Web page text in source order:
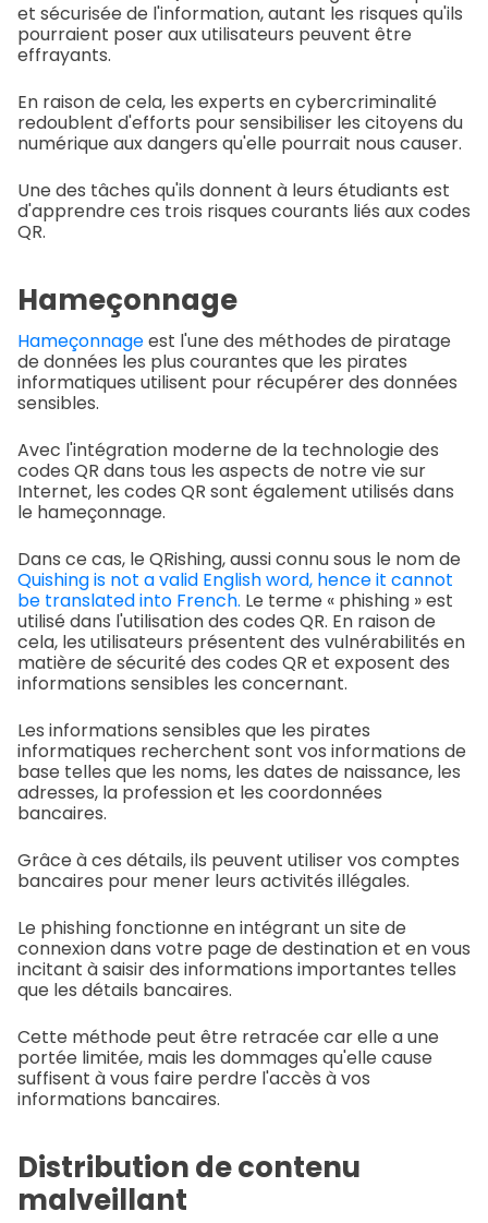
et sécurisée de l'information, autant les risques qu'ils
pourraient poser aux utilisateurs peuvent être
effrayants.
En raison de cela, les experts en cybercriminalité
redoublent d'efforts pour sensibiliser les citoyens du
numérique aux dangers qu'elle pourrait nous causer.
Une des tâches qu'ils donnent à leurs étudiants est
d'apprendre ces trois risques courants liés aux codes
QR.
Hameçonnage
Hameçonnageest l'une des méthodes de piratage
de données les plus courantes que les pirates
informatiques utilisent pour récupérer des données
sensibles.
Avec l'intégration moderne de la technologie des
codes QR dans tous les aspects de notre vie sur
Internet, les codes QR sont également utilisés dans
le hameçonnage.
Dans ce cas, le QRishing, aussi connu sous le nom de
Quishing is not a valid English word, hence it cannot
be translated into French. Le terme « phishing » est
utilisé dans l'utilisation des codes QR. En raison de
cela, les utilisateurs présentent des vulnérabilités en
matière de sécurité des codes QR et exposent des
informations sensibles les concernant.
Les informations sensibles que les pirates
informatiques recherchent sont vos informations de
base telles que les noms, les dates de naissance, les
adresses, la profession et les coordonnées
bancaires.
Grâce à ces détails, ils peuvent utiliser vos comptes
bancaires pour mener leurs activités illégales.
Le phishing fonctionne en intégrant un site de
connexion dans votre page de destination et en vous
incitant à saisir des informations importantes telles
que les détails bancaires.
Cette méthode peut être retracée car elle a une
portée limitée, mais les dommages qu'elle cause
suffisent à vous faire perdre l'accès à vos
informations bancaires.
Distribution de contenu
malveillant